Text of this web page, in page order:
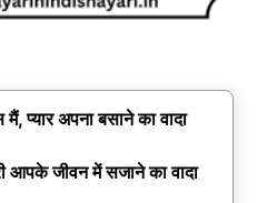
प्यार अपना बसाने का वादा
आपके जीवन में सजाने का वादा